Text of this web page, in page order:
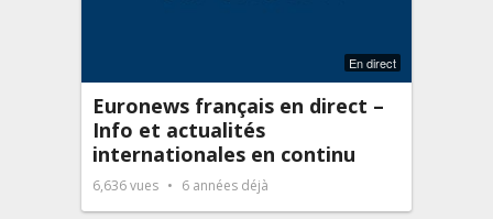
En direct
Euronews français en direct –
Info et actualités
internationales en continu
6,636vues 6 années déjà